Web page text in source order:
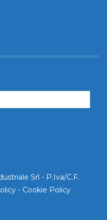
Srl - P.Iva/C.F.
- Cookie Policy